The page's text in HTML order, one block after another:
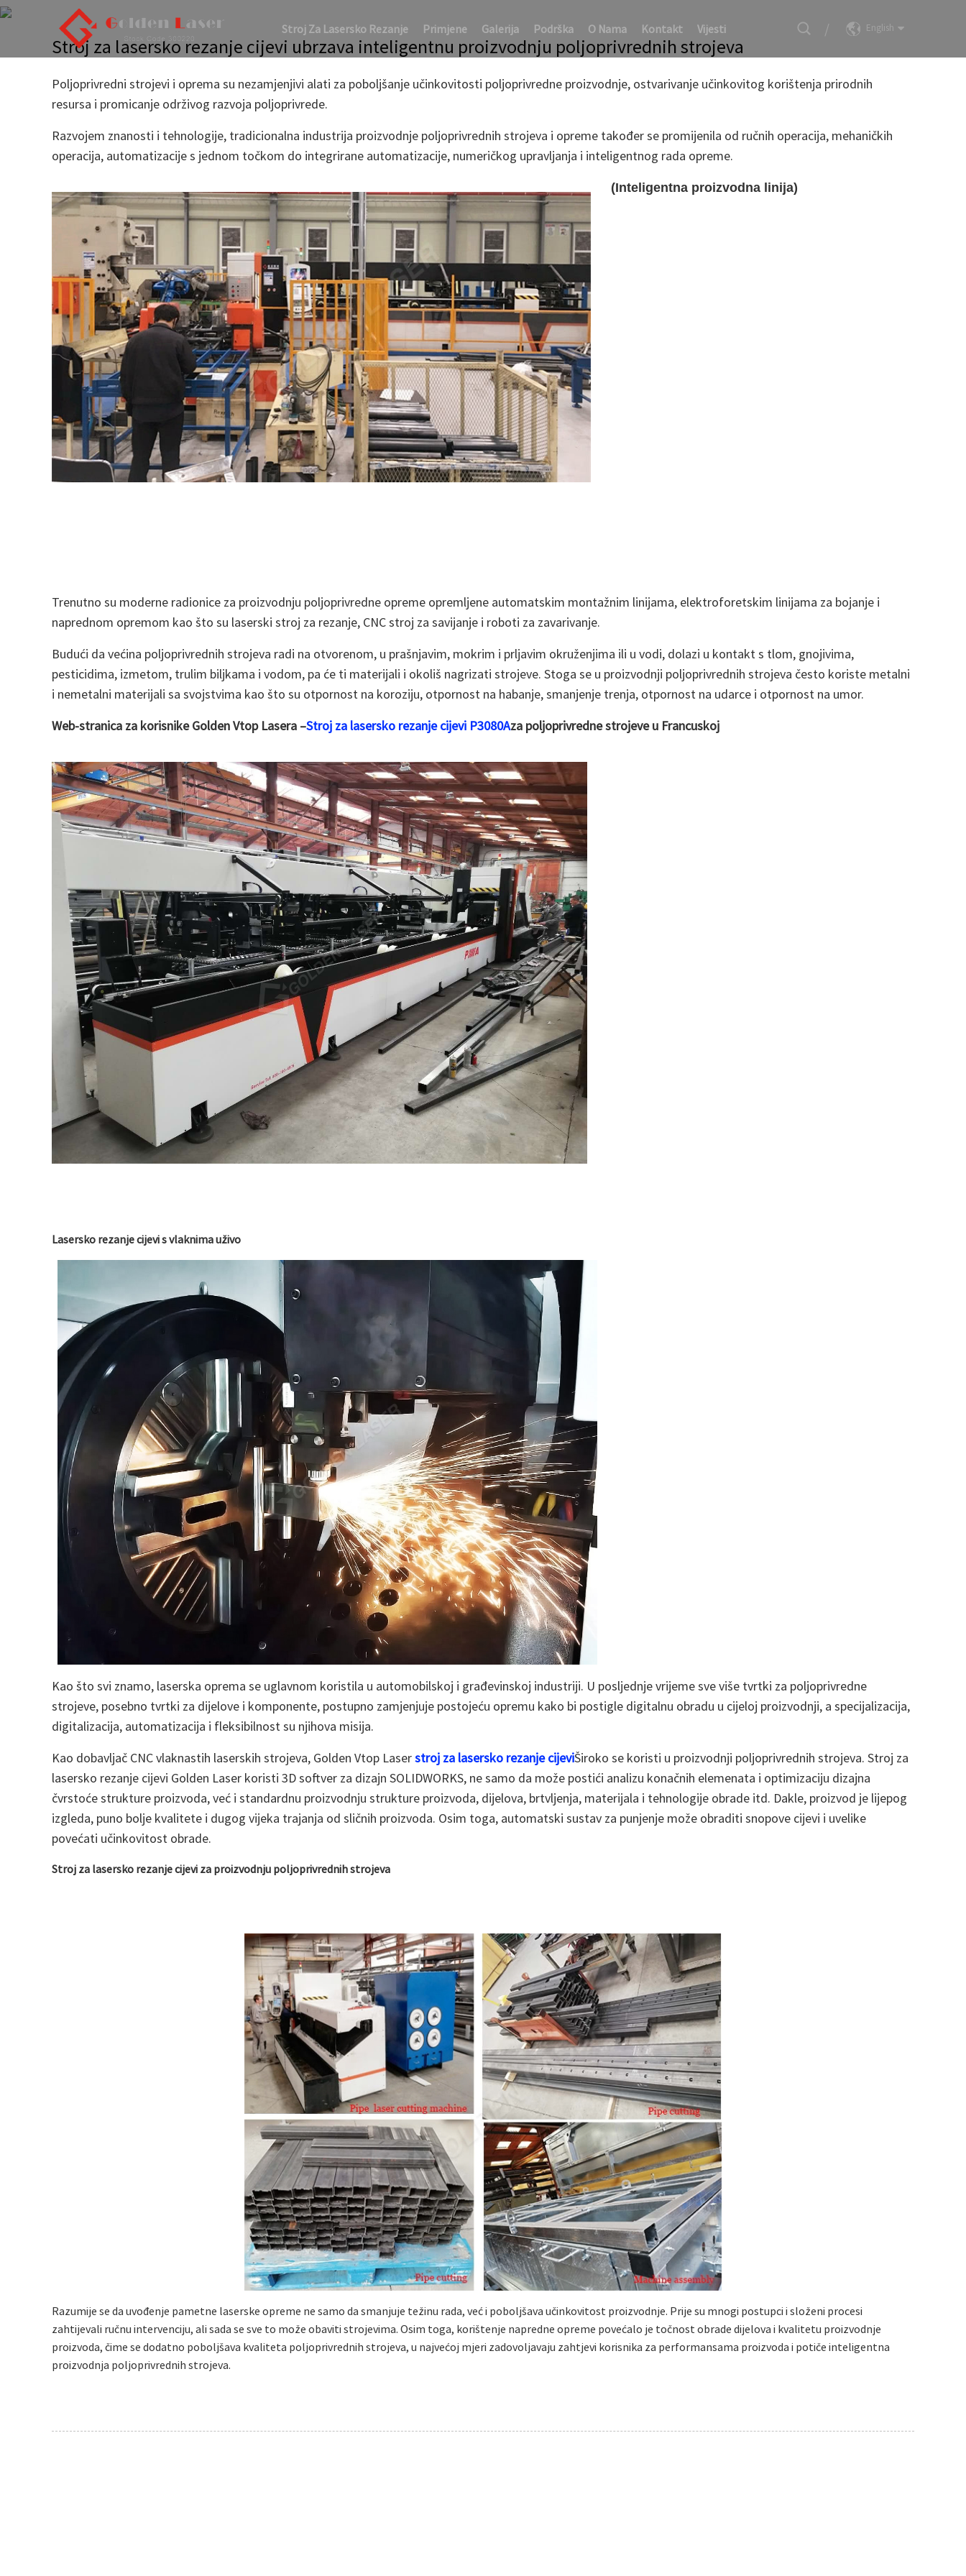
Stroj Za Lasersko Rezanje Primjene Galerija Podrška O Nama Kontakt Vijesti / English
Dom Vijesti Stroj Za Lasersko Rezanje Cijevi Ubrzava Inteligentnu Proizvodnju Poljoprivrednih Strojeva
Stroj za lasersko rezanje cijevi ubrzava inteligentnu proizvodnju poljoprivrednih strojeva
Poljoprivredni strojevi i oprema su nezamjenjivi alati za poboljšanje učinkovitosti poljoprivredne proizvodnje, ostvarivanje učinkovitog korištenja prirodnih
resursa i promicanje održivog razvoja poljoprivrede.
Razvojem znanosti i tehnologije, tradicionalna industrija proizvodnje poljoprivrednih strojeva i opreme također se promijenila od ručnih operacija, mehaničkih
operacija, automatizacije s jednom točkom do integrirane automatizacije, numeričkog upravljanja i inteligentnog rada opreme.
(Inteligentna proizvodna linija)
Trenutno su moderne radionice za proizvodnju poljoprivredne opreme opremljene automatskim montažnim linijama, elektroforetskim linijama za bojanje i
naprednom opremom kao što su laserski stroj za rezanje, CNC stroj za savijanje i roboti za zavarivanje.
Budući da većina poljoprivrednih strojeva radi na otvorenom, u prašnjavim, mokrim i prljavim okruženjima ili u vodi, dolazi u kontakt s tlom, gnojivima,
pesticidima, izmetom, trulim biljkama i vodom, pa će ti materijali i okoliš nagrizati strojeve. Stoga se u proizvodnji poljoprivrednih strojeva često koriste metalni
i nemetalni materijali sa svojstvima kao što su otpornost na koroziju, otpornost na habanje, smanjenje trenja, otpornost na udarce i otpornost na umor.
Web-stranica za korisnike Golden Vtop Lasera –Stroj za lasersko rezanje cijevi P3080Aza poljoprivredne strojeve u Francuskoj
Lasersko rezanje cijevi s vlaknima uživo
Kao što svi znamo, laserska oprema se uglavnom koristila u automobilskoj i građevinskoj industriji. U posljednje vrijeme sve više tvrtki za poljoprivredne
strojeve, posebno tvrtki za dijelove i komponente, postupno zamjenjuje postojeću opremu kako bi postigle digitalnu obradu u cijeloj proizvodnji, a specijalizacija,
digitalizacija, automatizacija i fleksibilnost su njihova misija.
Kao dobavljač CNC vlaknastih laserskih strojeva, Golden Vtop Laserstroj za lasersko rezanje cijeviŠiroko se koristi u proizvodnji poljoprivrednih strojeva. Stroj za
lasersko rezanje cijevi Golden Laser koristi 3D softver za dizajn SOLIDWORKS, ne samo da može postići analizu konačnih elemenata i optimizaciju dizajna
čvrstoće strukture proizvoda, već i standardnu ​​proizvodnju strukture proizvoda, dijelova, brtvljenja, materijala i tehnologije obrade itd. Dakle, proizvod je lijepog
izgleda, puno bolje kvalitete i dugog vijeka trajanja od sličnih proizvoda. Osim toga, automatski sustav za punjenje može obraditi snopove cijevi i uvelike
povećati učinkovitost obrade.
Stroj za lasersko rezanje cijevi za proizvodnju poljoprivrednih strojeva
Razumije se da uvođenje pametne laserske opreme ne samo da smanjuje težinu rada, već i poboljšava učinkovitost proizvodnje. Prije su mnogi postupci i složeni procesi
zahtijevali ručnu intervenciju, ali sada se sve to može obaviti strojevima. Osim toga, korištenje napredne opreme povećalo je točnost obrade dijelova i kvalitetu proizvodnje
proizvoda, čime se dodatno poboljšava kvaliteta poljoprivrednih strojeva, u najvećoj mjeri zadovoljavaju zahtjevi korisnika za performansama proizvoda i potiče inteligentna
proizvodnja poljoprivrednih strojeva.